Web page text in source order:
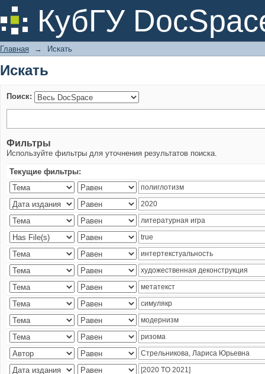
КубГУ
Искать
Главная → Искать
Искать
Поиск:
Фильтры
Используйте фильтры для уточнения результатов поиска.
Текущие фильтры: